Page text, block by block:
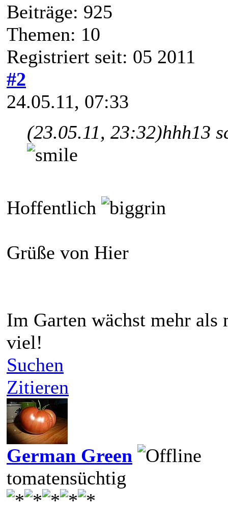
Beiträge: 925
Themen: 10
Registriert seit: 05 2011
#2
24.05.11, 07:33
(23.05.11, 23:32)hhh13
Hoffentlich
Grüße von Hier
Im Garten wächst mehr als
viel!
Suchen
Zitieren
German Green
tomatensüchtig